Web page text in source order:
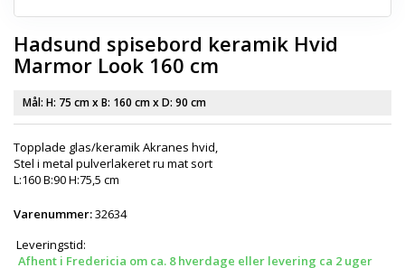
Hadsund spisebord keramik Hvid
Marmor Look 160 cm
Mål: H: 75 cmx B: 160 cmx D: 90 cm
Topplade glas/keramik Akranes hvid,
Stel i metal pulverlakeret ru mat sort
L:160 B:90 H:75,5 cm
Varenummer:32634
Leveringstid:
Afhent i Fredericia om ca. 8 hverdage eller levering ca 2 uger